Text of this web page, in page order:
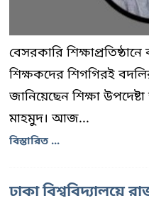
বেসরকারি
শিক্ষকদের শিগগিরই
জানিয়েছেন শিক্ষা
মাহমুদ। আজ...
বিস্তারিত ...
ঢাকা বিশ্ববিদ্যালয়ে